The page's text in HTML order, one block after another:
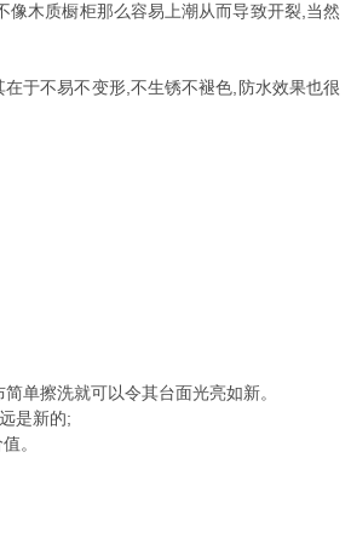
木质橱柜那么容易上潮从而导致开裂,当然
于不易不变形,不生锈不褪色,防水效果也很
单擦洗就可以令其台面光亮如新。
是新的;
。